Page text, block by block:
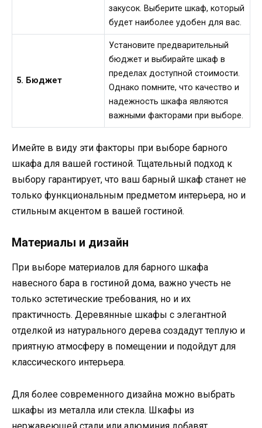
закусок. Выберите шкаф, который
будет наиболее удобен для вас.
5. Бюджет
Установите предварительный
бюджет и выбирайте шкаф в
пределах доступной стоимости.
Однако помните, что качество и
надежность шкафа являются
важными факторами при выборе.
Имейте в виду эти факторы при выборе барного
шкафа для вашей гостиной. Тщательный подход к
выбору гарантирует, что ваш барный шкаф станет не
только функциональным предметом интерьера, но и
стильным акцентом в вашей гостиной.
Материалы и дизайн
При выборе материалов для барного шкафа
навесного бара в гостиной дома, важно учесть не
только эстетические требования, но и их
практичность. Деревянные шкафы с элегантной
отделкой из натурального дерева создадут теплую и
приятную атмосферу в помещении и подойдут для
классического интерьера.
Для более современного дизайна можно выбрать
шкафы из металла или стекла. Шкафы из
нержавеющей стали или алюминия добавят